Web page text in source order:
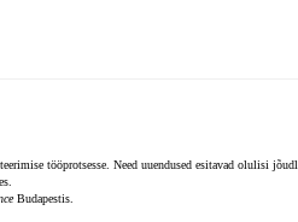
tööprotsesse. Need uuendused esitavad olulisi
Budapestis.